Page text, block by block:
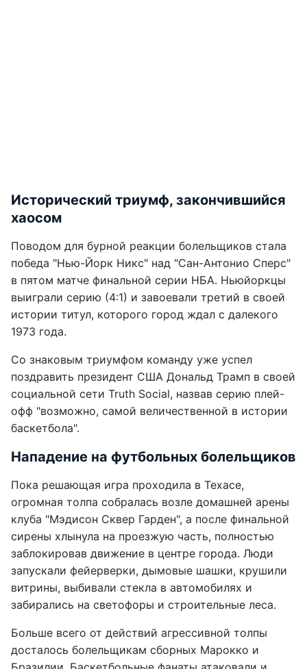
Исторический триумф, закончившийся
хаосом
Поводом для бурной реакции болельщиков стала
победа "Нью-Йорк Никс" над "Сан-Антонио Сперс"
в пятом матче финальной серии НБА. Ньюйоркцы
выиграли серию (4:1) и завоевали третий в своей
истории титул, которого город ждал с далекого
1973 года.
Со знаковым триумфом команду уже успел
поздравить президент США Дональд Трамп в своей
социальной сети Truth Social, назвав серию плей-
офф "возможно, самой величественной в истории
баскетбола".
Нападение на футбольных болельщиков
Пока решающая игра проходила в Техасе,
огромная толпа собралась возле домашней арены
клуба "Мэдисон Сквер Гарден", а после финальной
сирены хлынула на проезжую часть, полностью
заблокировав движение в центре города. Люди
запускали фейерверки, дымовые шашки, крушили
витрины, выбивали стекла в автомобилях и
забирались на светофоры и строительные леса.
Больше всего от действий агрессивной толпы
досталось болельщикам сборных Марокко и